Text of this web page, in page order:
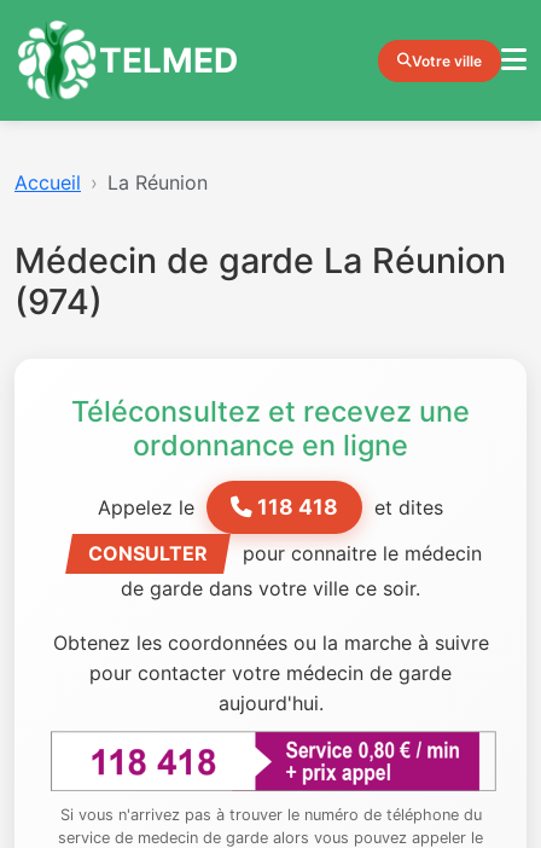
TELMED Votre ville
Accueil La Réunion
Médecin de garde La Réunion
(974)
Téléconsultez et recevez une
ordonnance en ligne
Appelez le 118 418
et dites
CONSULTER
pour connaitre le médecin
de garde dans votre ville ce soir.
Obtenez les coordonnées ou la marche à suivre
pour contacter votre médecin de garde
aujourd'hui.
Si vous n'arrivez pas à trouver le numéro de téléphone du
service de medecin de garde alors vous pouvez appeler le